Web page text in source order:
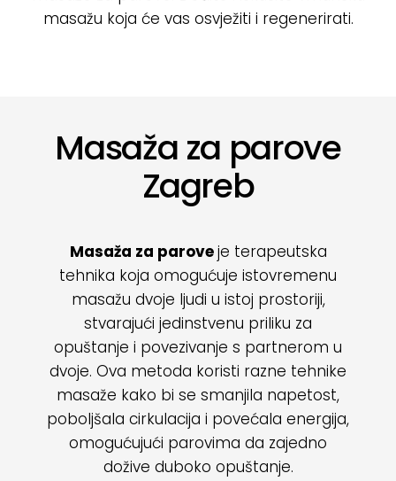
masažu koja će vas osvježiti i regenerirati.
Masaža za parove
Zagreb
Masaža za paroveje terapeutska
tehnika koja omogućuje istovremenu
masažu dvoje ljudi u istoj prostoriji,
stvarajući jedinstvenu priliku za
opuštanje i povezivanje s partnerom u
dvoje. Ova metoda koristi razne tehnike
masaže kako bi se smanjila napetost,
poboljšala cirkulacija i povećala energija,
omogućujući parovima da zajedno
dožive duboko opuštanje.